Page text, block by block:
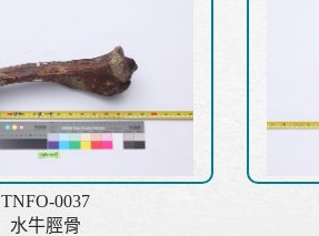
TNFO-0037
水牛脛骨